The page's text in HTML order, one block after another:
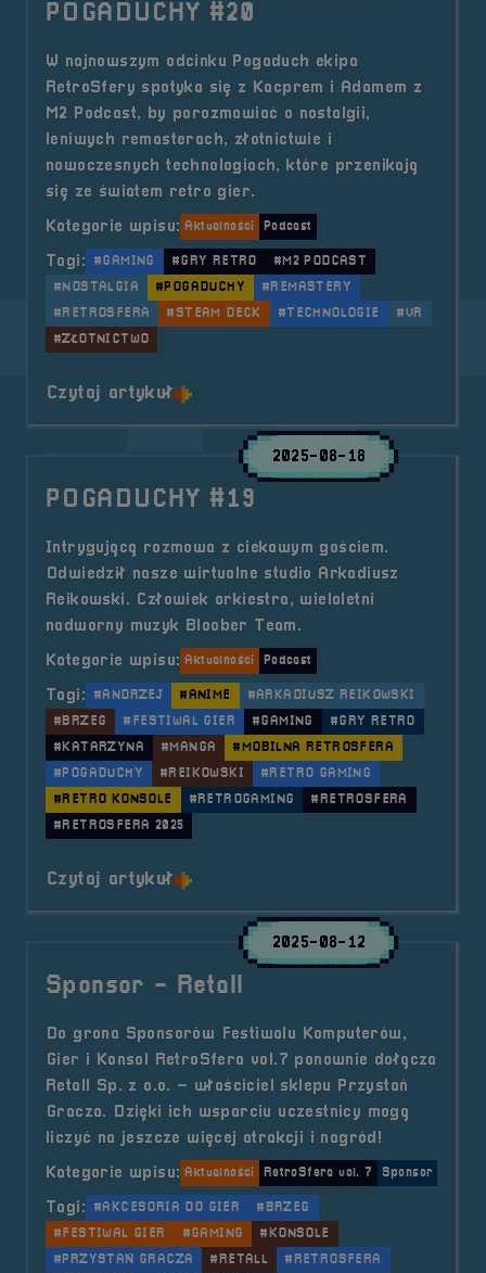
POGADUCHY #20
W najnowszym odcinku Pogaduch ekipa
RetroSfery spotyka się z Kacprem i Adamem z
M2 Podcast, by porozmawiać o nostalgii,
leniwych remasterach, złotnictwie i
nowoczesnych technologiach, które przenikają
się ze światem retro gier.
Kategorie wpisu: Aktualności Podcast
Tagi: #GAMING #GRY RETRO
#M2 PODCAST
#NOSTALGIA
#POGADUCHY
#REMASTERY
#RETROSFERA
#STEAM DECK #TECHNOLOGIE
#VR
#ZŁOTNICTWO
Czytaj artykuło tytule POGADUCHY #20
2025-08-18
POGADUCHY #19
Intrygującą rozmowa z ciekawym gościem.
Odwiedził nasze wirtualne studio Arkadiusz
Reikowski. Człowiek orkiestra, wieloletni
nadworny muzyk Bloober Team.
Kategorie wpisu: Aktualności Podcast
Tagi: #ANDRZEJ #ANIME
#ARKADIUSZ REIKOWSKI
#BRZEG
#FESTIWAL GIER #GAMING
#GRY RETRO
#KATARZYNA
#MANGA
#MOBILNA RETROSFERA
#POGADUCHY
#REIKOWSKI
#RETRO GAMING
#RETRO KONSOLE
#RETROGAMING
#RETROSFERA
#RETROSFERA 2025
Czytaj artykuło tytule POGADUCHY #19
2025-08-12
Sponsor - Retall
Do grona Sponsorów Festiwalu Komputerów,
Gier i Konsol RetroSfera vol.7 ponownie dołącza
Retall Sp. z o.o. – właściciel sklepu Przystań
Gracza. Dzięki ich wsparciu uczestnicy mogą
liczyć na jeszcze więcej atrakcji i nagród!
Kategorie wpisu: Aktualności RetroSfera vol. 7 Sponsor
Tagi: #AKCESORIA DO GIER
#BRZEG
#FESTIWAL GIER
#GAMING
#KONSOLE
#PRZYSTAŃ GRACZA
#RETALL
#RETROSFERA